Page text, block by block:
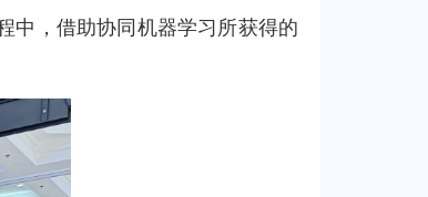
中，借助协同机器学习所获得的